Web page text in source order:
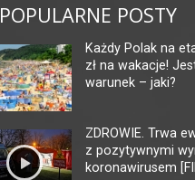
POPULARNE POSTY
Każdy Polak na
zł na wakacje!
warunek – jaki?
ZDROWIE. Trwa
z pozytywnymi
koronawirusem